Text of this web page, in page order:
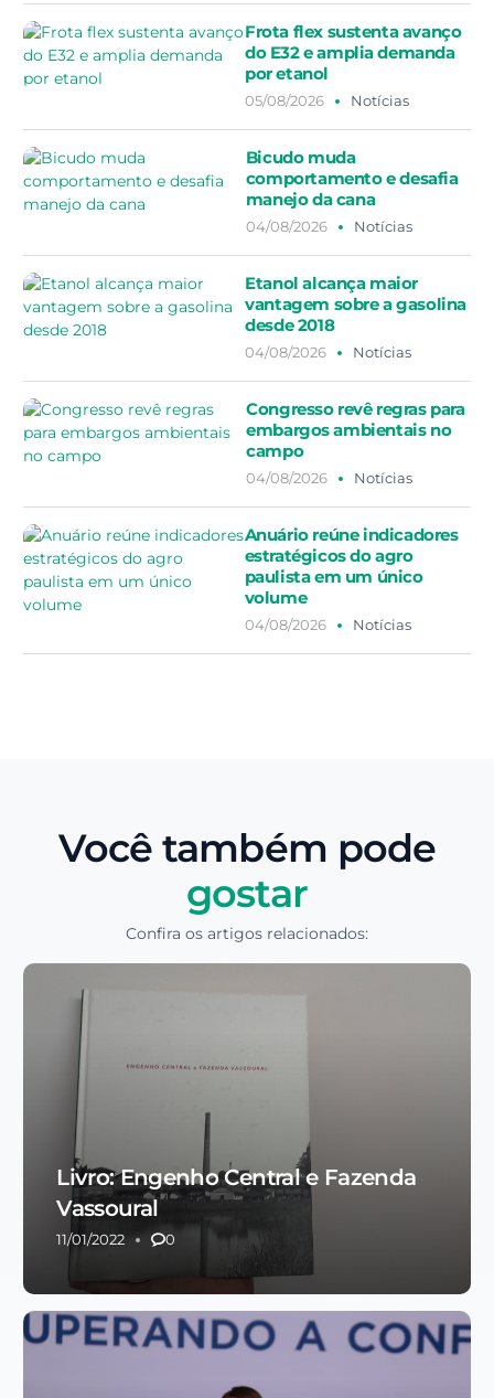
Frota flex sustenta avanço
do E32 e amplia demanda
por etanol
05/08/2026 Notícias
Bicudo muda
comportamento e desafia
manejo da cana
04/08/2026 Notícias
Etanol alcança maior
vantagem sobre a gasolina
desde 2018
04/08/2026 Notícias
Congresso revê regras para
embargos ambientais no
campo
04/08/2026 Notícias
Anuário reúne indicadores
estratégicos do agro
paulista em um único
volume
04/08/2026 Notícias
Você também pode
gostar
Confira os artigos relacionados:
Livro: Engenho Central e Fazenda
Vassoural
11/01/2022 0